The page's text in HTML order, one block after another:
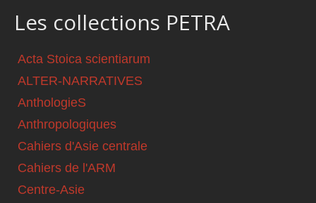
Les collections PETRA
Acta Stoica scientiarum
ALTER-NARRATIVES
AnthologieS
Anthropologiques
Cahiers d'Asie centrale
Cahiers de l'ARM
Centre-Asie